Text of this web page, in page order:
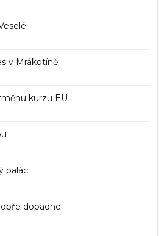
v Mrákotíně
kurzu EU
palác
dopadne